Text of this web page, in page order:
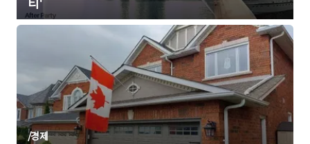
티'
/경제